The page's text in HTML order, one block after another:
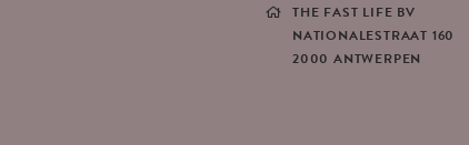
THE FAST LIFE BV
NATIONALESTRAAT 160
2000 ANTWERPEN